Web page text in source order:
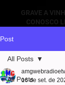
GRAVE A
CONOSCO
Post
All Posts
All Posts
amgwebradioetv
16 de set. de